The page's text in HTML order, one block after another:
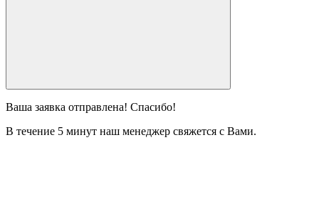
Ваша заявка отправлена! Спасибо!
В течение 5 минут наш менеджер свяжется с Вами.